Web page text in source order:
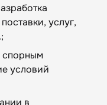
услуг,
спорным
условий
в